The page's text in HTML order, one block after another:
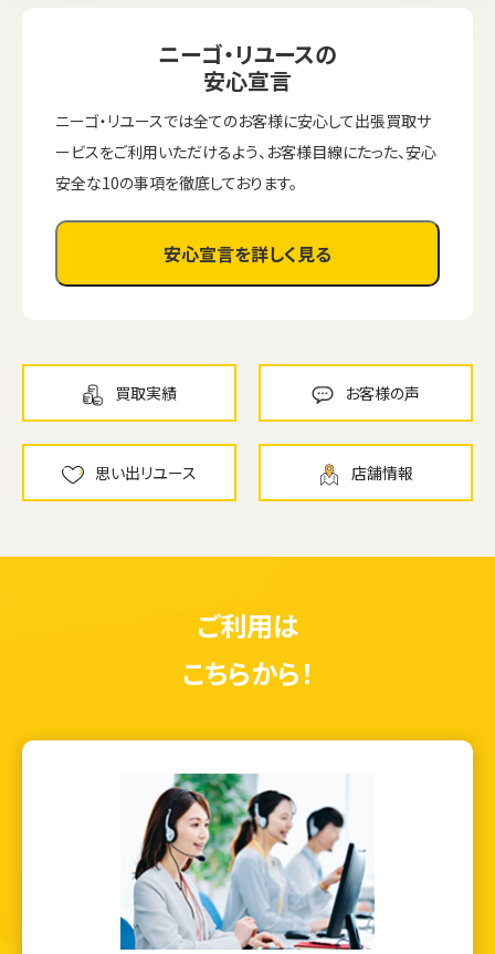
ウェブから1分
かんたん査定見積
フリーダイヤル
0120-1212-25
ニーゴ・リユースの
安心宣言
ニーゴ・リユースでは全てのお客様に安心して出張買取サ
ービスをご利用いただけるよう、お客様目線にたった、安心
安全な10の事項を徹底しております。
安心宣言を詳しく見る
買取実績 お客様の声
思い出リユース 店舗情報
ご利用は
こちらから！